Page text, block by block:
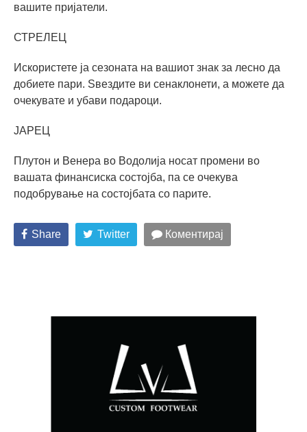
вашите пријатели.
СТРЕЛЕЦ
Искористете ја сезоната на вашиот знак за лесно да
добиете пари. Ѕвездите ви сенаклонети, а можете да
очекувате и убави подароци.
ЈАРЕЦ
Плутон и Венера во Водолија носат промени во
вашата финансиска состојба, па се очекува
подобрување на состојбата со парите.
Share Twitter Коментирај